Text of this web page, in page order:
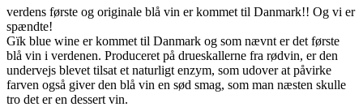
verdens første og originale blå vin er kommet til Danmark!! Og vi er
spændte!
Gïk blue wine er kommet til Danmark og som nævnt er det første
blå vin i verdenen. Produceret på drueskallerne fra rødvin, er den
undervejs blevet tilsat et naturligt enzym, som udover at påvirke
farven også giver den blå vin en sød smag, som man næsten skulle
tro det er en dessert vin.